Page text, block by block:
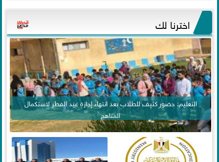
اخترنا لك
التعليم: حضور كثيف للطلاب بعد انتهاء إجازة عيد الفطر لاستكمال
المناهج